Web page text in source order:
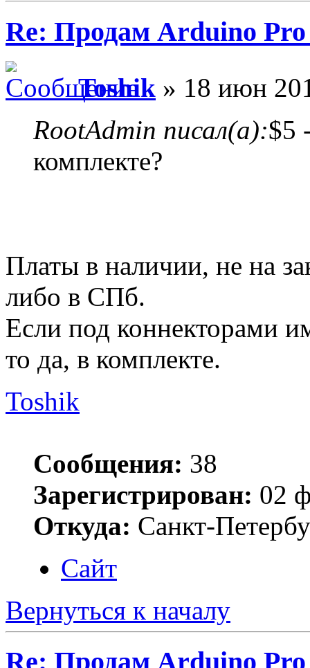
Re: Продам Arduino
Toshik » 18 июн
RootAdmin писал(а):$5
комплекте?
Платы в наличии, не на
либо в СПб.
Если под коннекторами
то да, в комплекте.
Toshik
Сообщения: 38
Зарегистрирован: 02
Откуда: Санкт-
Сайт
Вернуться к началу
Re: Продам Arduino